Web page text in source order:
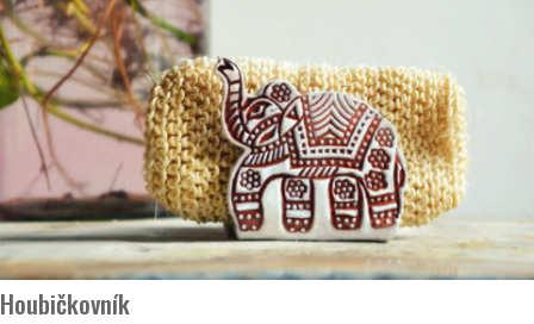
Houbičkovník